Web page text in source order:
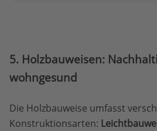
5. Holzbauweisen:
wohngesund
Die Holzbauweise umfasst
Konstruktionsarten: